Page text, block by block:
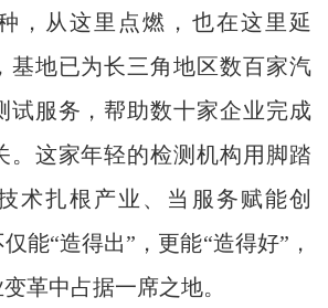
从这里点燃，也在这里延
基地已为长三角地区数百家汽
试服务，帮助数十家企业完成
。这家年轻的检测机构用脚踏
术扎根产业、当服务赋能创
能“造得出”，更能“造得好”，
革中占据一席之地。